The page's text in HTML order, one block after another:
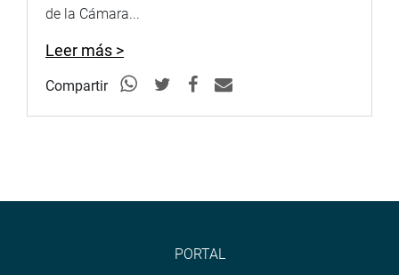
OFICINA DE COMUNICACIONES
de la Cámara...
Leer más >
Compartir
PORTAL